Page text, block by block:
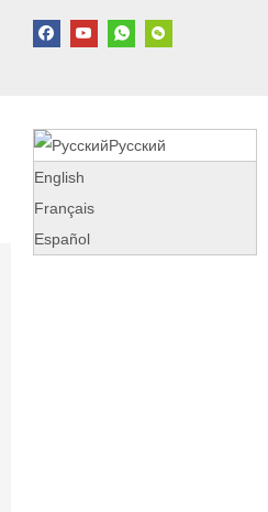
Pусский
English
Français
Español